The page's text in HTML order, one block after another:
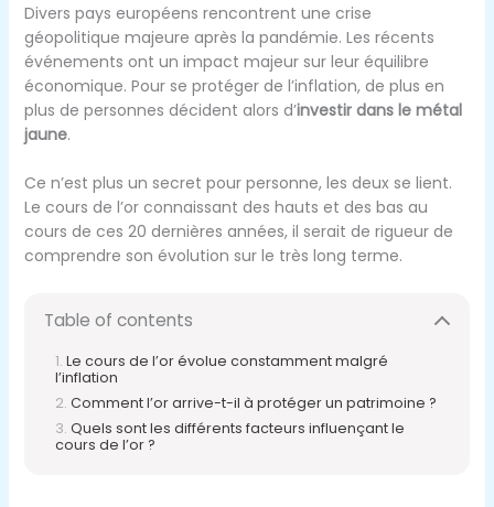
Divers pays européens rencontrent une crise
géopolitique majeure après la pandémie. Les récents
événements ont un impact majeur sur leur équilibre
économique. Pour se protéger de l’inflation, de plus en
plus de personnes décident alors d’investir dans le métal
jaune.
Ce n’est plus un secret pour personne, les deux se lient.
Le cours de l’or connaissant des hauts et des bas au
cours de ces 20 dernières années, il serait de rigueur de
comprendre son évolution sur le très long terme.
Table of contents
Le cours de l’or évolue constamment malgré
l’inflation
Comment l’or arrive-t-il à protéger un patrimoine ?
Quels sont les différents facteurs influençant le
cours de l’or ?